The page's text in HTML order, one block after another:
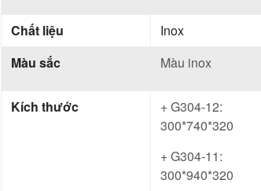
Chất liệu
Inox
Màu sắc
Màu inox
Kích thước
+ G304-12:
300*740*320
+ G304-11:
300*940*320